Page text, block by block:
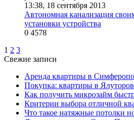
13:38, 18 сентября 2013
Автономная канализация
установки устройства
0 4578
1 2 3
Свежие записи
Аренда квартиры в
Покупка: квартиры в
Как получить микрозайм
Критерии выбора отличной
Что такое натяжные потолки